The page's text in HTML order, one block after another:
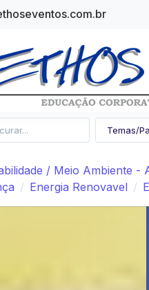
/ Meio Ambiente -
Energia Renovavel